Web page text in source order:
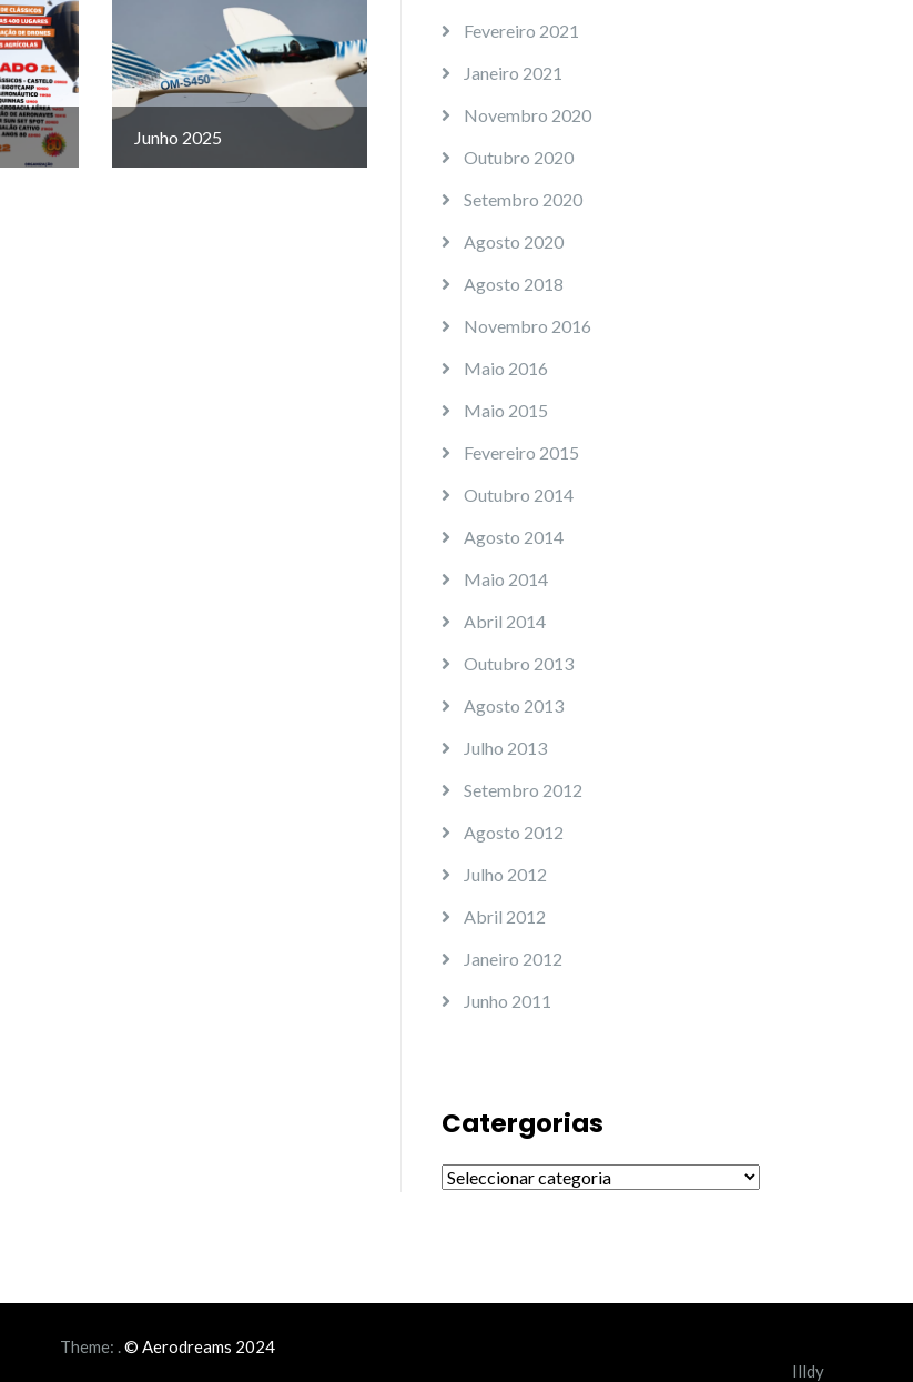
Junho 2025
Fevereiro 2021
Janeiro 2021
Novembro 2020
Outubro 2020
Setembro 2020
Agosto 2020
Agosto 2018
Novembro 2016
Maio 2016
Maio 2015
Fevereiro 2015
Outubro 2014
Agosto 2014
Maio 2014
Abril 2014
Outubro 2013
Agosto 2013
Julho 2013
Setembro 2012
Agosto 2012
Julho 2012
Abril 2012
Janeiro 2012
Junho 2011
Catergorias
Catergorias
Theme:
Illdy
.© Aerodreams 2024